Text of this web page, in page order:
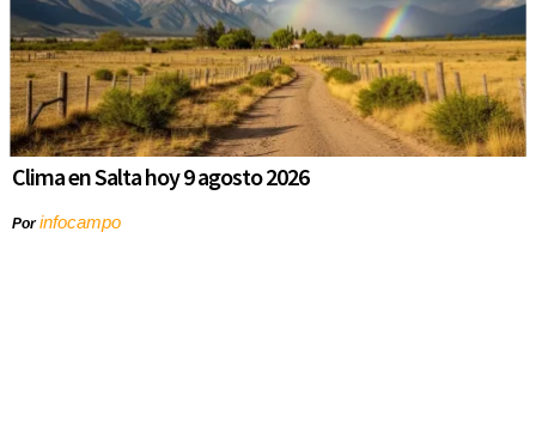
Clima en Salta hoy 9 agosto 2026
Porinfocampo